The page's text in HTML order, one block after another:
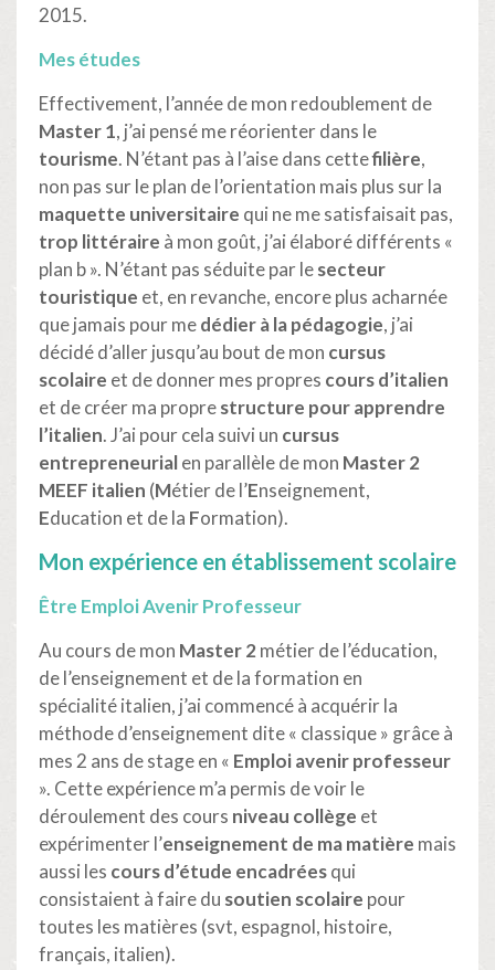
2015.
Mes études
Effectivement, l’année de mon redoublement de
Master 1, j’ai pensé me réorienter dans le
tourisme. N’étant pas à l’aise dans cettefilière,
non pas sur le plan de l’orientation mais plus sur la
maquette universitaire qui ne me satisfaisait pas,
trop littéraire à mon goût, j’ai élaboré différents «
plan b ». N’étant pas séduite par lesecteur
touristique et, en revanche, encore plus acharnée
que jamais pour medédier à la pédagogie, j’ai
décidé d’aller jusqu’au bout de mon cursus
scolaire et de donner mes propres cours d’italien
et de créer ma proprestructure pour apprendre
l’italien. J’ai pour cela suivi un cursus
entrepreneurialen parallèle de mon Master 2
MEEF italien (Métier de l’Enseignement,
Education et de la Formation).
Mon expérience en établissement scolaire
Être Emploi Avenir Professeur
Au cours de mon Master 2 métier de l’éducation,
de l’enseignement et de la formation en
spécialité italien, j’ai commencé à acquérir la
méthode d’enseignement dite « classique » grâce à
mes 2 ans de stage en « Emploi avenir professeur
». Cette expérience m’a permis de voir le
déroulement des cours niveau collège et
expérimenter l’enseignement de ma matière mais
aussi les cours d’étude encadréesqui
consistaient à faire du soutien scolaire pour
toutes les matières (svt, espagnol, histoire,
français, italien).